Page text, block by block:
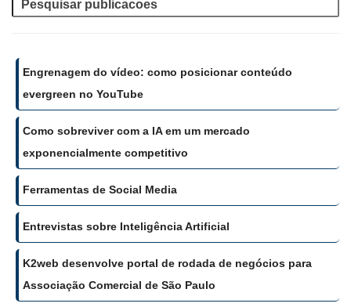
Engrenagem do vídeo: como posicionar conteúdo
evergreen no YouTube
Como sobreviver com a IA em um mercado
exponencialmente competitivo
Ferramentas de Social Media
Entrevistas sobre Inteligência Artificial
K2web desenvolve portal de rodada de negócios para
Associação Comercial de São Paulo